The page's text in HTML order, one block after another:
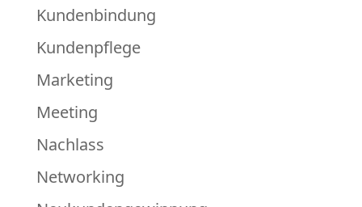
Kundenbindung
Kundenpflege
Marketing
Meeting
Nachlass
Networking